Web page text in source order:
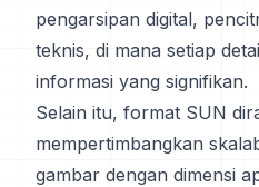
pengarsipan digital,
teknis, di mana setiap
informasi yang signifikan.
Selain itu, format SUN
mempertimbangkan
gambar dengan dimensi